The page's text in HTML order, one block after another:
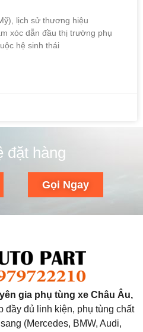
lịch sử thương hiệu
xóc dẫn đầu thị trường phụ
hệ sinh thái
đặt hàng
Gọi Ngay
gia phụ tùng xe Châu Âu,
đầy đủ linh kiện, phụ tùng chất
(Mercedes, BMW, Audi,